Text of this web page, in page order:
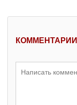
КОММЕНТАРИИ